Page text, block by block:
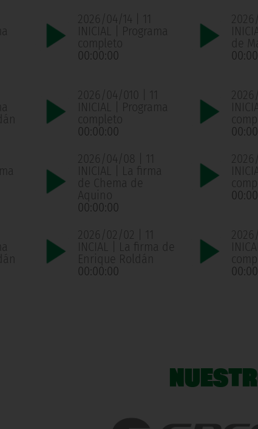
2026/04/14 | 11
INICIAL | Programa
completo
00:00:00
de
2026/04/010 | 11
INICIAL | Programa
completo
00:00:00
2026/04/08 | 11
INICIAL | La firma
de Chema de
Aquino
00:00:00
2026/02/02 | 11
INCIAL | La firma de
Enrique Roldán
00:00:00